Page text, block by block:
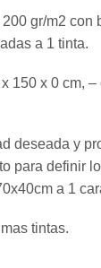
gr/m2 con
a 1 tinta.
150 x 0 cm, –
deseada y
para definir
a 1
tintas.